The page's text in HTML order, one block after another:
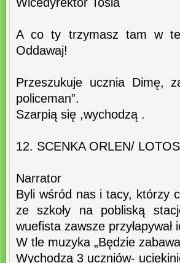
A co ty trzymasz tam w
Oddawaj!
Przeszukuje ucznia Dimę,
policeman”.
Szarpią się ,wychodzą .
12. SCENKA ORLEN/ LOTOS
Narrator
Byli wśród nas i tacy, którzy
ze szkoły na pobliską
wuefista zawsze
W tle muzyka „Będzie
Wychodzą 3 uczniów-